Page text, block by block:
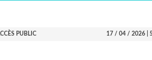
PUBLIC 17 / 04 / 2026 |